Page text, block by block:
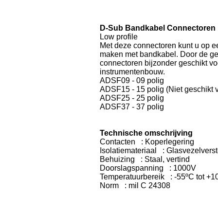
D-Sub Bandkabel Connectoren
Low profile
Met deze connectoren kunt u op
maken met bandkabel. Door de
connectoren bijzonder geschikt
instrumentenbouw.
ADSF09 - 09 polig
ADSF15 - 15 polig (Niet geschikt
ADSF25 - 25 polig
ADSF37 - 37 polig
Technische omschrijving
Contacten : Koperlegering
Isolatiemateriaal :
Behuizing : Staal, vertind
Doorslagspanning : 1000V
Temperatuurbereik : -55ºC tot
Norm : mil C 24308